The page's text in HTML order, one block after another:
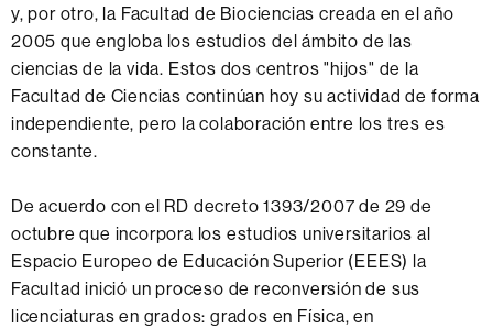
y, por otro, la Facultad de Biociencias creada en el año
2005 que engloba los estudios del ámbito de las
ciencias de la vida. Estos dos centros "hijos" de la
Facultad de Ciencias continúan hoy su actividad de forma
independiente, pero la colaboración entre los tres es
constante.
De acuerdo con el RD decreto 1393/2007 de 29 de
octubre que incorpora los estudios universitarios al
Espacio Europeo de Educación Superior (EEES) la
Facultad inició un proceso de reconversión de sus
licenciaturas en grados: grados en Física, en